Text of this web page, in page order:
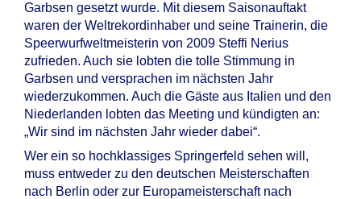
Garbsen gesetzt wurde. Mit diesem Saisonauftakt
waren der Weltrekordinhaber und seine Trainerin, die
Speerwurfweltmeisterin von 2009 Steffi Nerius
zufrieden. Auch sie lobten die tolle Stimmung in
Garbsen und versprachen im nächsten Jahr
wiederzukommen. Auch die Gäste aus Italien und den
Niederlanden lobten das Meeting und kündigten an:
„Wir sind im nächsten Jahr wieder dabei“.
Wer ein so hochklassiges Springerfeld sehen will,
muss entweder zu den deutschen Meisterschaften
nach Berlin oder zur Europameisterschaft nach